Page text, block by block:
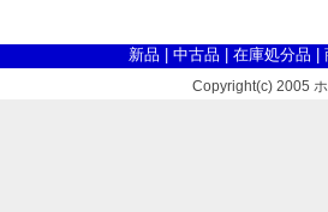
新品 中古品 在庫処分品
Copyright(c) 2005